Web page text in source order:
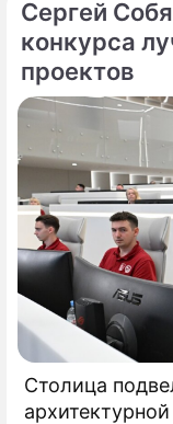
талантов.
Сергей
конкурса
проектов
Столица